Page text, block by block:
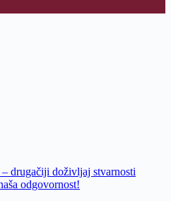
drugačiji doživljaj stvarnosti
odgovornost!